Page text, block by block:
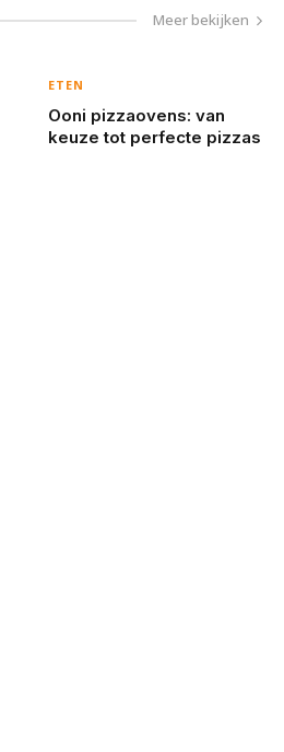
Meer bekijken
ETEN
Ooni pizzaovens: van
keuze tot perfecte pizzas